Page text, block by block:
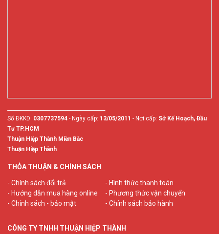
Số ĐKKD: 0307737594 - Ngày cấp: 13/05/2011 - Nơi cấp: Sở Kế Hoạch, Đầu
Tư TP.HCM
Thuận Hiệp Thành Miền Bắc
Thuận Hiệp Thành
THỎA THUẬN & CHÍNH SÁCH
- Chính sách đổi trả
- Hình thức thanh toán
- Hướng dẫn mua hàng online
- Phương thức vận chuyển
- Chính sách - bảo mật
- Chính sách bảo hành
CÔNG TY TNHH THUẬN HIỆP THÀNH